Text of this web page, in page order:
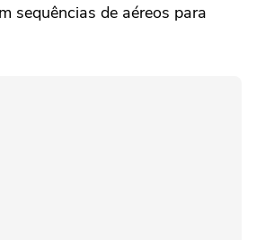
sequências de aéreos para